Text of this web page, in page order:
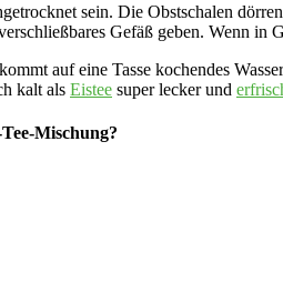
sein. Die Obstschalen
Gefäß geben. Wenn
auf eine Tasse kochendes
kalt als Eistee super lecker und
Mischung?